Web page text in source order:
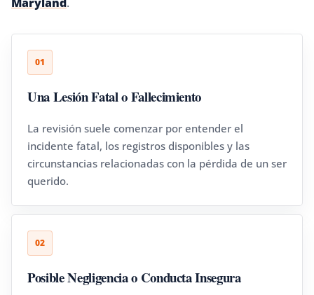
01
Una Lesión Fatal o Fallecimiento
La revisión suele comenzar por entender el
incidente fatal, los registros disponibles y las
circunstancias relacionadas con la pérdida de un ser
querido.
02
Posible Negligencia o Conducta Insegura